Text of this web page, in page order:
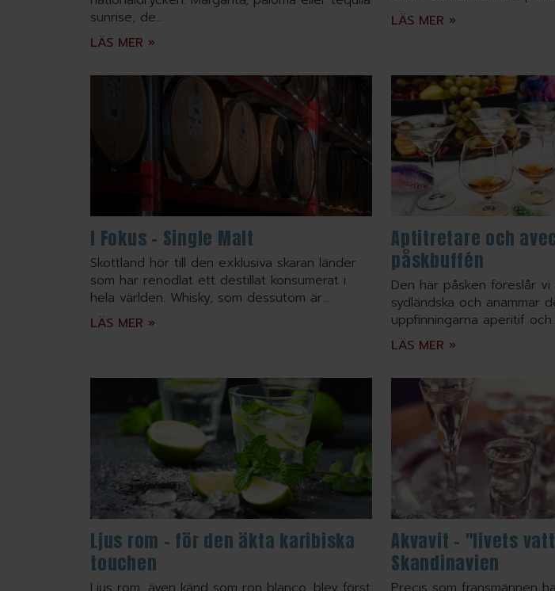
sunrise, de...
LÄS MER »
LÄS MER »
I Fokus – Single Malt
Skottland hör till den exklusiva skaran länder
som har renodlat ett destillat konsumerat i
hela världen. Whisky, som dessutom är...
LÄS MER »
Aptitretare och
påskbuffén
Den här påsken föreslår
sydländska och anammar
uppfinningarna aperitif
LÄS MER »
Ljus rom – för den äkta karibiska
touchen
Akvavit – "livets
Skandinavien